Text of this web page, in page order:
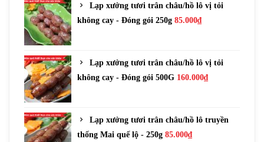
Lạp xưởng tươi trân châu/hồ lô vị tỏi
không cay - Đóng gói 250g 85.000₫
Lạp xưởng tươi trân châu/hồ lô vị tỏi
không cay - Đóng gói 500G 160.000₫
Lạp xưởng tươi trân châu/hồ lô truyền
thống Mai quế lộ - 250g 85.000₫